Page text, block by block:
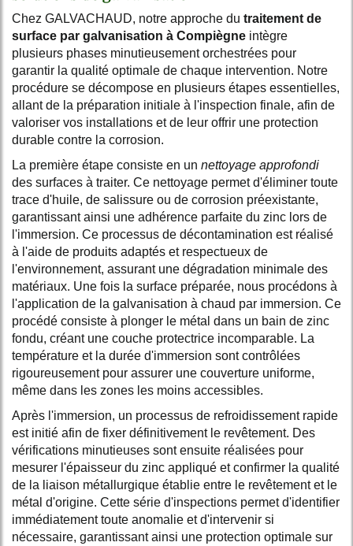
Chez GALVACHAUD, notre approche du traitement de
surface par galvanisation à Compiègne intègre
plusieurs phases minutieusement orchestrées pour
garantir la qualité optimale de chaque intervention. Notre
procédure se décompose en plusieurs étapes essentielles,
allant de la préparation initiale à l'inspection finale, afin de
valoriser vos installations et de leur offrir une protection
durable contre la corrosion.
La première étape consiste en un nettoyage approfondi
des surfaces à traiter. Ce nettoyage permet d'éliminer toute
trace d'huile, de salissure ou de corrosion préexistante,
garantissant ainsi une adhérence parfaite du zinc lors de
l'immersion. Ce processus de décontamination est réalisé
à l'aide de produits adaptés et respectueux de
l'environnement, assurant une dégradation minimale des
matériaux. Une fois la surface préparée, nous procédons à
l'application de la galvanisation à chaud par immersion. Ce
procédé consiste à plonger le métal dans un bain de zinc
fondu, créant une couche protectrice incomparable. La
température et la durée d'immersion sont contrôlées
rigoureusement pour assurer une couverture uniforme,
même dans les zones les moins accessibles.
Après l'immersion, un processus de refroidissement rapide
est initié afin de fixer définitivement le revêtement. Des
vérifications minutieuses sont ensuite réalisées pour
mesurer l'épaisseur du zinc appliqué et confirmer la qualité
de la liaison métallurgique établie entre le revêtement et le
métal d'origine. Cette série d'inspections permet d'identifier
immédiatement toute anomalie et d'intervenir si
nécessaire, garantissant ainsi une protection optimale sur